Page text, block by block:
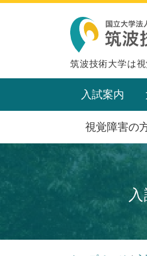
筑波技術大学は
入試案内
視覚障害の